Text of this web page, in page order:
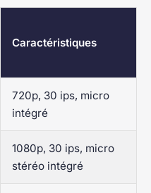
Caractéristiques
720p, 30 ips, micro
intégré
1080p, 30 ips, micro
stéréo intégré